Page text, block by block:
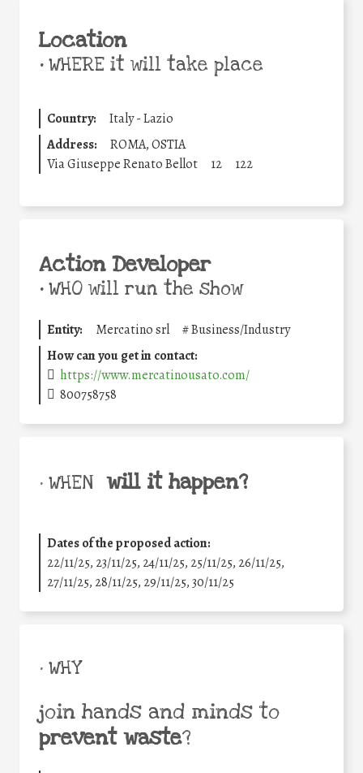
Location
•WHERE it will take place
Country:
Italy - Lazio
Address:
ROMA, OSTIA
Via Giuseppe Renato Bellot
12 122
Action Developer
•WHO will run the show
Entity: Mercatino srl #Business/Industry
How can you get in contact:
https://www.mercatinousato.com/
800758758
• WHEN will it happen?
Dates of the proposed action:
22/11/25, 23/11/25, 24/11/25, 25/11/25, 26/11/25,
27/11/25, 28/11/25, 29/11/25,30/11/25
• WHY
join hands and minds to
prevent waste?